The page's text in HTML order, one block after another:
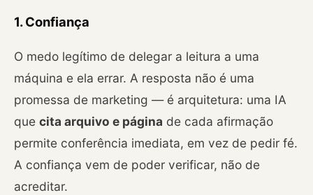
1. Confiança
O medo legítimo de delegar a leitura a uma
máquina e ela errar. A resposta não é uma
promessa de marketing — é arquitetura: uma IA
que cita arquivo e página de cada afirmação
permite conferência imediata, em vez de pedir fé.
A confiança vem de poder verificar, não de
acreditar.